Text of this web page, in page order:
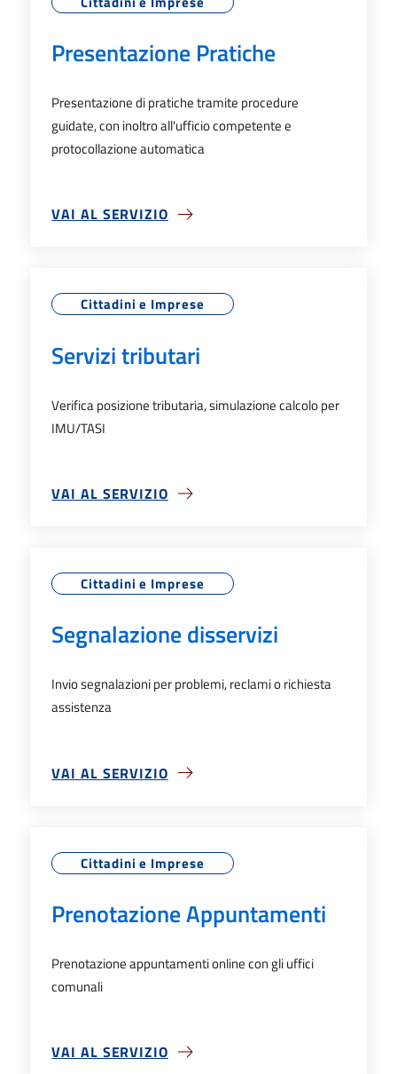
Presentazione Pratiche
Presentazione di pratiche tramite procedure
guidate, con inoltro all'ufficio competente e
protocollazione automatica
VAI AL SERVIZIO
SU PRESENTAZIONE PRATICHE
Cittadini e Imprese
Servizi tributari
Verifica posizione tributaria, simulazione calcolo per
IMU/TASI
VAI AL SERVIZIO
SU SERVIZI TRIBUTARI
Cittadini e Imprese
Segnalazione disservizi
Invio segnalazioni per problemi, reclami o richiesta
assistenza
VAI AL SERVIZIO
SU SEGNALAZIONE DISSERVIZI
Cittadini e Imprese
Prenotazione Appuntamenti
Prenotazione appuntamenti online con gli uffici
comunali
VAI AL SERVIZIO
SU PRENOTAZIONE APPUNTAMENTI